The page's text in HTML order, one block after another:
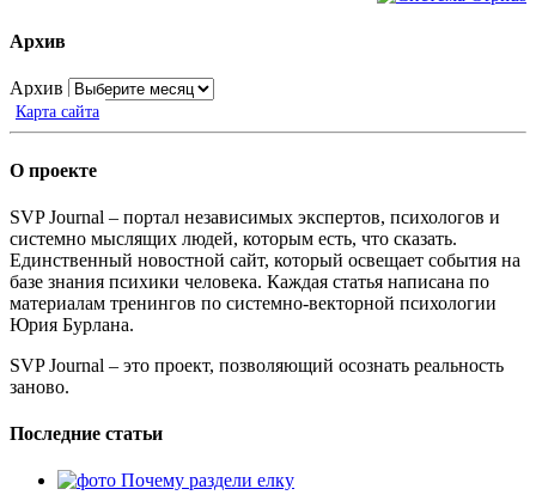
Архив
Архив
Карта сайта
О проекте
SVP Journal – портал независимых экспертов, психологов и
системно мыслящих людей, которым есть, что сказать.
Единственный новостной сайт, который освещает события на
базе знания психики человека. Каждая статья написана по
материалам тренингов по системно-векторной психологии
Юрия Бурлана.
SVP Journal – это проект, позволяющий осознать реальность
заново.
Последние статьи